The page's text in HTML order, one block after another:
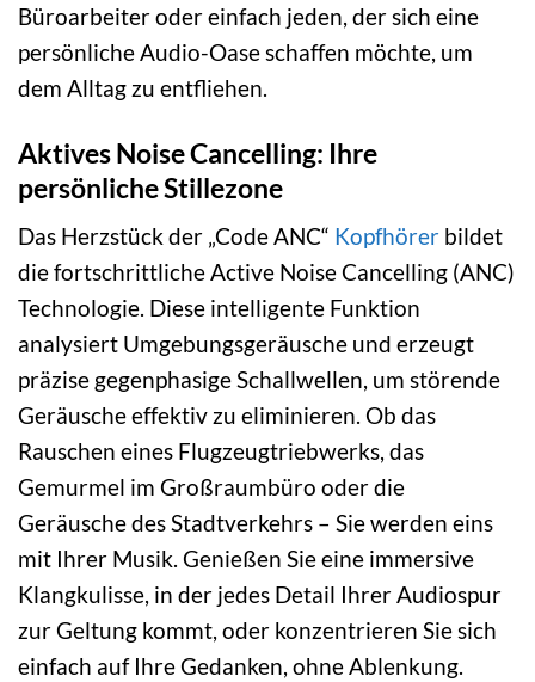
Büroarbeiter oder einfach jeden, der sich eine
persönliche Audio-Oase schaffen möchte, um
dem Alltag zu entfliehen.
Aktives Noise Cancelling: Ihre
persönliche Stillezone
Das Herzstück der „Code ANC“ Kopfhörer bildet
die fortschrittliche Active Noise Cancelling (ANC)
Technologie. Diese intelligente Funktion
analysiert Umgebungsgeräusche und erzeugt
präzise gegenphasige Schallwellen, um störende
Geräusche effektiv zu eliminieren. Ob das
Rauschen eines Flugzeugtriebwerks, das
Gemurmel im Großraumbüro oder die
Geräusche des Stadtverkehrs – Sie werden eins
mit Ihrer Musik. Genießen Sie eine immersive
Klangkulisse, in der jedes Detail Ihrer Audiospur
zur Geltung kommt, oder konzentrieren Sie sich
einfach auf Ihre Gedanken, ohne Ablenkung.